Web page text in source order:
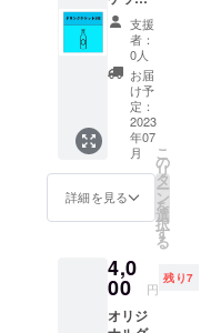
載させ
ていた
だきま
す ＊備
考欄に
看板に
記載し
たいお
名前を
記入し
てくだ
枚！ ご
来店時
に支援
者画面
をご提
示くだ
さい 店
内に掲
示する
支援者
全員の
お名前
を記載
板に
【小】
サイズ
でお名
支援
者：
0人
お届
け予
定：
2023
年07
月
詳細を見る
こ
の
リ
タ
ー
ン
を
選
択
す
る
4,0
00 円
残り7
オリジ